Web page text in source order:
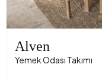
Alven
Yemek Odası Takımı